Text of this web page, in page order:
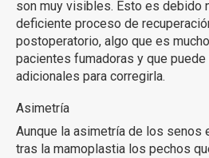
son muy visibles. Esto es debido
deficiente proceso de
postoperatorio, algo que es
pacientes fumadoras y que
adicionales para corregirla.
Asimetría
Aunque la asimetría de los senos
tras la mamoplastia los pechos